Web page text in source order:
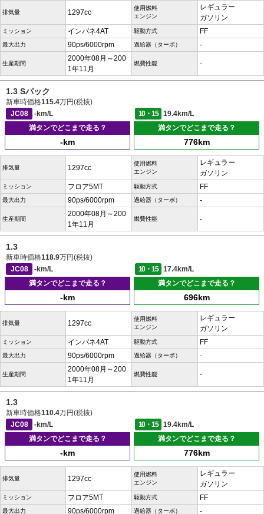
排気量 1297cc
使用燃料
エンジン
レギュラー
ガソリン
ミッション インパネ4AT 駆動方式 FF
最大出力 90ps/6000rpm 過給器（ターボ） -
生産期間
2000年08月～200
1年11月
燃費性能 -
1.3 Sパック
新車時価格115.4万円(税抜)
JC08
-km/L 10・15
19.4km/L
満タンでどこまで走る？
-km
満タンでどこまで走る？
776km
排気量 1297cc
使用燃料
エンジン
レギュラー
ガソリン
ミッション フロア5MT 駆動方式 FF
最大出力 90ps/6000rpm 過給器（ターボ） -
生産期間
2000年08月～200
1年11月
燃費性能 -
1.3
新車時価格118.9万円(税抜)
JC08
-km/L 10・15
17.4km/L
満タンでどこまで走る？
-km
満タンでどこまで走る？
696km
排気量 1297cc
使用燃料
エンジン
レギュラー
ガソリン
ミッション インパネ4AT 駆動方式 FF
最大出力 90ps/6000rpm 過給器（ターボ） -
生産期間
2000年08月～200
1年11月
燃費性能 -
1.3
新車時価格110.4万円(税抜)
JC08
-km/L 10・15
19.4km/L
満タンでどこまで走る？
-km
満タンでどこまで走る？
776km
排気量 1297cc
使用燃料
エンジン
レギュラー
ガソリン
ミッション フロア5MT 駆動方式 FF
最大出力 90ps/6000rpm 過給器（ターボ） -